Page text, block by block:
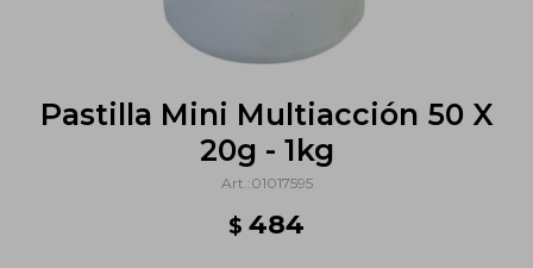
Pastilla Mini Multiacción 50 X
20g - 1kg
01017595
$ 484